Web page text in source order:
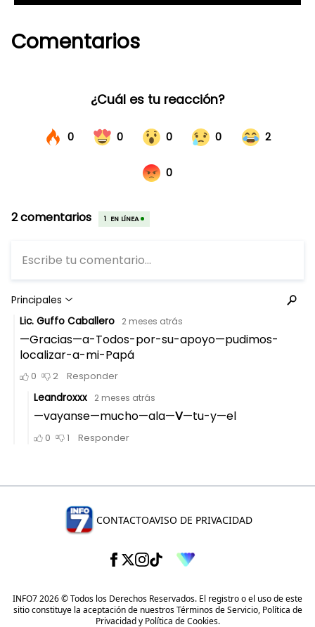
Comentarios
CONTACTOAVISO DE PRIVACIDAD
INFO7 2026 © Todos los Derechos Reservados. El registro o el uso de este
sitio constituye la aceptación de nuestrosTérminos de Servicio, Política de
Privacidady Política de Cookies.